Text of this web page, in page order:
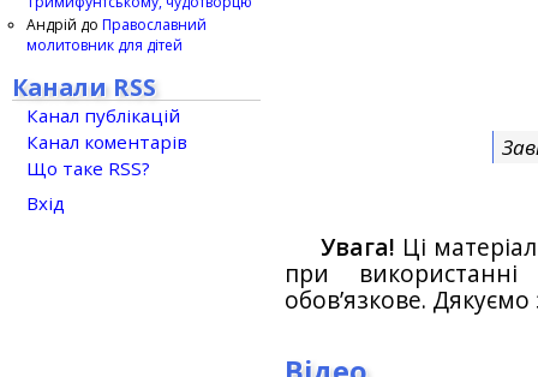
Увага! Ці
при
обов’язкове.
Андрій до Православний
молитовник для дітей
Канали RSS
Канал публікацій
Канал коментарів
Що таке RSS?
Вхід